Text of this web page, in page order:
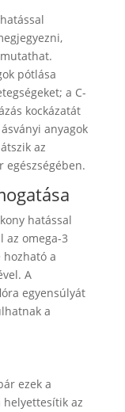
pótlása
a C-
kockázatát
anyagok
az
egészségében.
hatással
az omega-3
hozható a
A
egyensúlyát
a
ezek a
helyettesítik az